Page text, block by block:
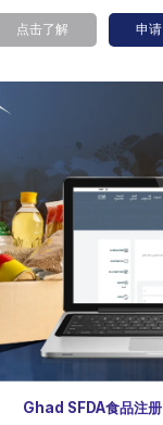
点击了解 申请
Ghad SFDA食品注册